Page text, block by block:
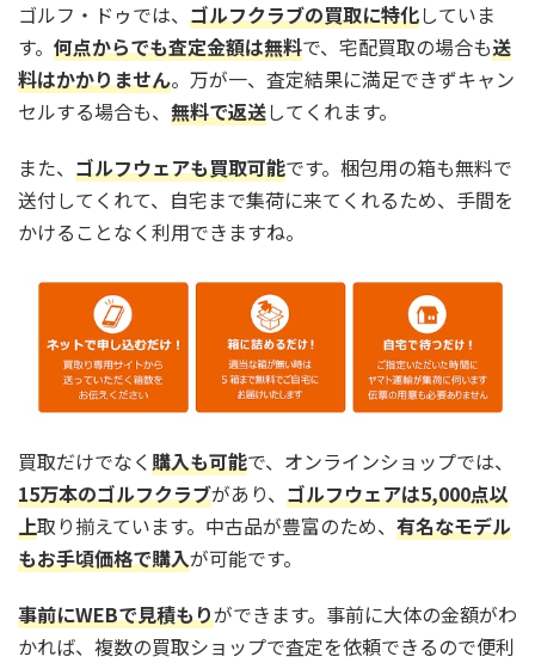
ゴルフ・ドゥでは、 ゴルフクラブの買取に特化していま
す。 何点からでも査定金額は無料で、宅配買取の場合も送
料はかかりません。万が一、査定結果に満足できずキャン
セルする場合も、 無料で返送してくれます。
また、 ゴルフウェアも買取可能です。梱包用の箱も無料で
送付してくれて、自宅まで集荷に来てくれるため、手間を
かけることなく利用できますね。
買取だけでなく購入も可能で、オンラインショップでは、
15万本のゴルフクラブがあり、 ゴルフウェアは5,000点以
上取り揃えています。中古品が豊富のため、 有名なモデル
もお手頃価格で購入が可能です。
事前にWEBで見積もりができます。事前に大体の金額がわ
かれば、複数の買取ショップで査定を依頼できるので便利